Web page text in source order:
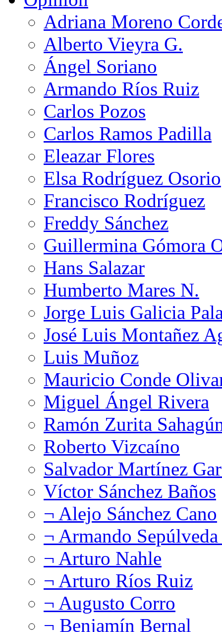
Adriana Moreno
Alberto Vieyra G.
Ángel Soriano
Armando Ríos Ruiz
Carlos Pozos
Carlos Ramos Padilla
Eleazar Flores
Elsa Rodríguez Osorio
Francisco Rodríguez
Freddy Sánchez
Guillermina Gómora
Hans Salazar
Humberto Mares N.
Jorge Luis Galicia
José Luis Montañez
Luis Muñoz
Mauricio Conde
Miguel Ángel Rivera
Ramón Zurita
Roberto Vizcaíno
Salvador Martínez
Víctor Sánchez Baños
¬ Alejo Sánchez Cano
¬ Armando
¬ Arturo Nahle
¬ Arturo Ríos Ruiz
¬ Augusto Corro
¬ Benjamín Bernal